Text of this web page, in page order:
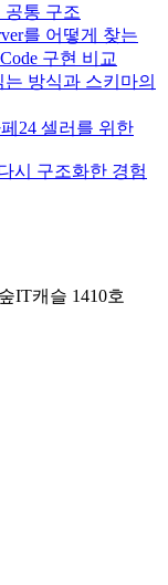
공통 구조
를 어떻게 찾는
구현 비교
방식과 스키마의
24 셀러를 위한
시 구조화한 경험
IT캐슬 1410호